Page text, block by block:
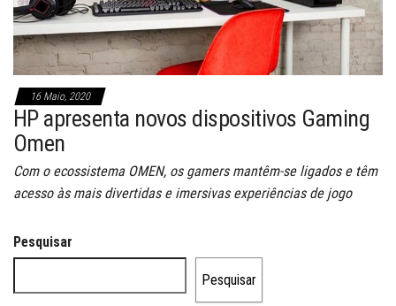
16 Maio, 2020
HP apresenta novos dispositivos Gaming
Omen
Com o ecossistema OMEN, os gamers mantêm-se ligados e têm
acesso às mais divertidas e imersivas experiências de jogo
Pesquisar
Pesquisar